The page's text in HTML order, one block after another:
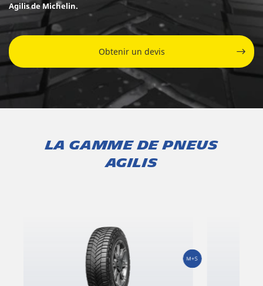
Agilis de Michelin.
Obtenir un devis
LA GAMME DE PNEUS
AGILIS